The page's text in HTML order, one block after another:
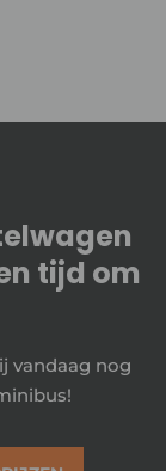
tijd om
vandaag nog